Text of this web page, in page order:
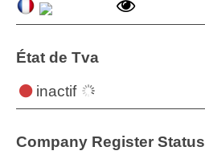
État de Tva
inactif
Company Register Status